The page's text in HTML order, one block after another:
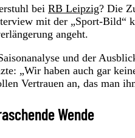
bei RB Leipzig? Die
mit der „Sport-Bild“
angeht.
und der
„Wir haben auch gar
Vertrauen an, das man
Wende